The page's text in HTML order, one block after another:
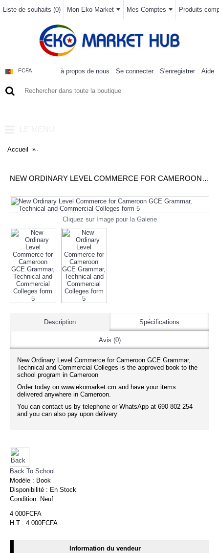
Liste de souhaits (0) Mon Eko Market Mes Comptes Produits
FCFA à propos de nous Se connecter S'enregistrer Aide
Accueil New Ordinary Level Commerce for Cameroon GCE Grammar,
NEW ORDINARY LEVEL COMMERCE FOR CAMEROON GCE GRAMMAR, TECHNICAL AND COMMERCIAL COLLEGES FORM 5
Cliquez sur Image pour la Galerie
Description Spécifications
Avis (0)
New Ordinary Level Commerce for Cameroon GCE Grammar,
Technical and Commercial Colleges is the approved book to the
school program in Cameroon
Order today on www.ekomarket.cm and have your items
delivered anywhere in Cameroon.
You can contact us by telephone or WhatsApp at 690 802 254
and you can also pay upon delivery
Back To School
Modèle : Book
Disponibilité : En Stock
Condition: Neuf
4 000FCFA
H.T : 4 000FCFA
Information du vendeur